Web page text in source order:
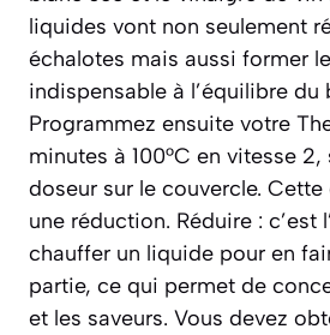
liquides vont non seulement
échalotes mais aussi former
indispensable à l’équilibre du
Programmez ensuite votre
minutes à 100°C en vitesse
doseur sur le couvercle. Cette
une réduction. Réduire : c’est
chauffer un liquide pour en
partie, ce qui permet de
et les saveurs. Vous devez